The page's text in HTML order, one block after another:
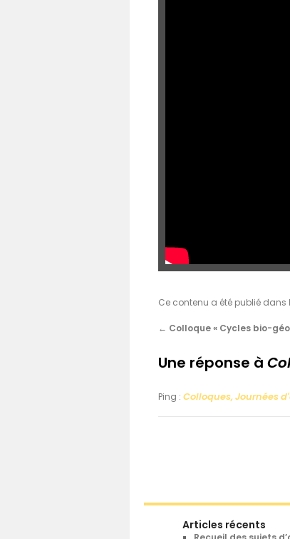
Ce contenu a été publié dans
← Colloque « Cycles bio-
Une réponse à
Ping : Colloques, Journées
Articles récents